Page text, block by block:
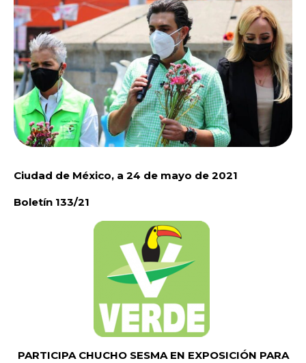
Ciudad de México, a 24 de mayo de 2021
Boletín 133/21
PARTICIPA CHUCHO SESMA EN EXPOSICIÓN PARA